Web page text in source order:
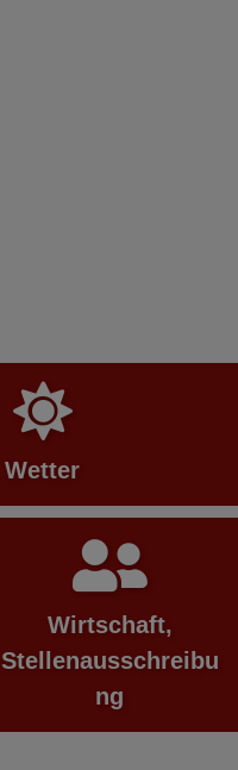
Wetter
Wirtschaft,
Stellenausschreibu
ng